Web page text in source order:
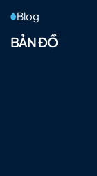
Blog
BẢN ĐỒ